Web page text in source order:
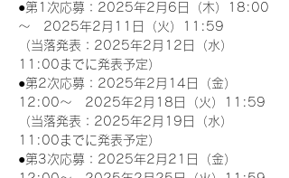
●第1次応募：2025年2月6日（木）18:00
～　2025年2月11日（火）11:59
（当落発表：2025年2月12日（水）
11:00までに発表予定）
●第2次応募：2025年2月14日（金）
12:00～　2025年2月18日（火）11:59
（当落発表：2025年2月19日（水）
11:00までに発表予定）
●第3次応募：2025年2月21日（金）